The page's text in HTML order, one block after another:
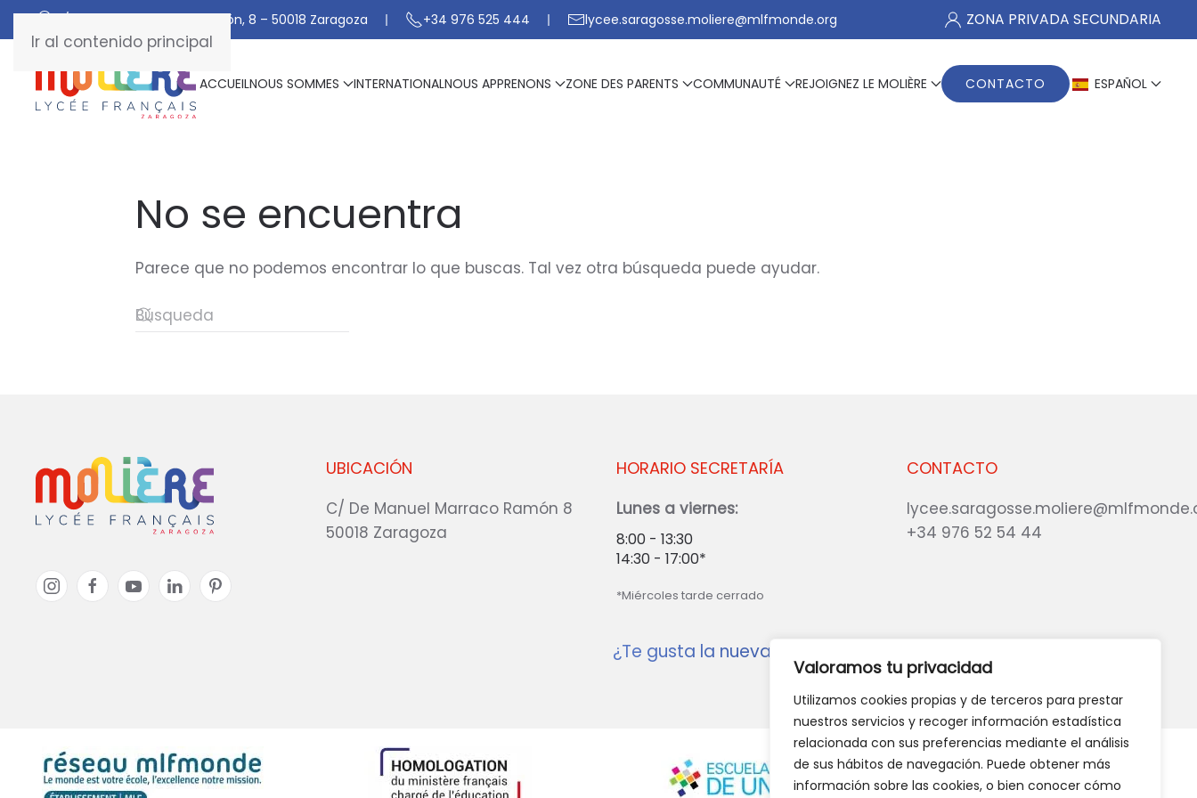
Valoramos tu privacidad
Utilizamos cookies propias y de terceros para prestar
nuestros servicios y recoger información estadística
relacionada con sus preferencias mediante el análisis
de sus hábitos de navegación. Puede obtener más
información sobre las cookies, o bien conocer cómo
Ir al contenido principal
C/ De Manuel Marraco Ramón, 8 – 50018 Zaragoza +34 976 525 444 lycee.saragosse.moliere@mlfmonde.org ZONA PRIVADA SECUNDARIA
ACCUEILNOUS SOMMES INTERNATIONALNOUS APPRENONS ZONE DES PARENTS COMMUNAUTÉ REJOIGNEZ LE MOLIÈRE CONTACTO ESPAÑOL
No se encuentra
Parece que no podemos encontrar lo que buscas. Tal vez otra búsqueda puede ayudar.
UBICACIÓN
C/ De Manuel Marraco Ramón 8
50018 Zaragoza
CONTACTO
+34 976 52 54 44
HORARIO SECRETARÍA
Lunes a viernes:
8:00 - 13:30
14:30 - 17:00*
*Miércoles tarde cerrado
¿Te gusta la nueva web?